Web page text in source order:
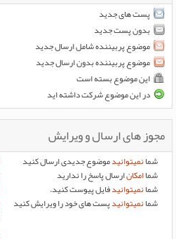
پست های جدید
بدون پست جدید
موضوع پربیننده شامل ارسال جدید
موضوع پربیننده بدون ارسال جدید
این موضوع بسته است
در این موضوع شرکت داشته اید
مجوز های ارسال و ویرایش
شمانمیتوانیدموضوع جدیدی ارسال کنید
شماامکانارسال پاسخ را ندارید
شمانمیتوانیدفایل پیوست کنید.
شمانمیتوانیدپست های خود را ویرایش کنید